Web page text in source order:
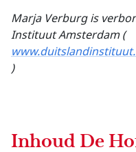
Marja Verburg is
Instituut Amsterdam (
)
Inhoud De